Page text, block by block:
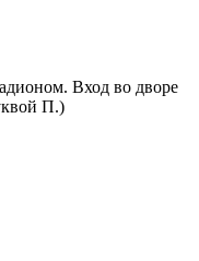
Вход во дворе
П.)